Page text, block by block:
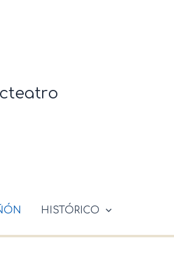
HISTÓRICO